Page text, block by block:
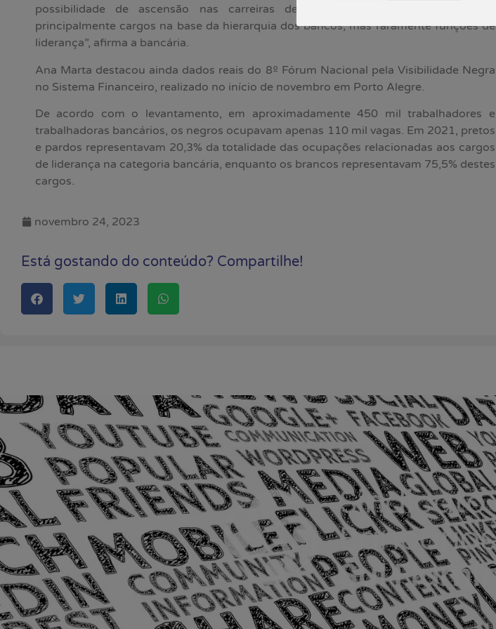
possibilidade de ascensão nas carreiras de negros e negras, que ocupam
principalmente cargos na base da hierarquia dos bancos, mas raramente funções de
liderança”, afirma a bancária.
Ana Marta destacou ainda dados reais do 8º Fórum Nacional pela Visibilidade Negra
no Sistema Financeiro, realizado no início de novembro em Porto Alegre.
De acordo com o levantamento, em aproximadamente 450 mil trabalhadores e
trabalhadoras bancários, os negros ocupavam apenas 110 mil vagas. Em 2021, pretos
e pardos representavam 20,3% da totalidade das ocupações relacionadas aos cargos
de liderança na categoria bancária, enquanto os brancos representavam 75,5% destes
cargos.
novembro 24, 2023
Está gostando do conteúdo? Compartilhe!